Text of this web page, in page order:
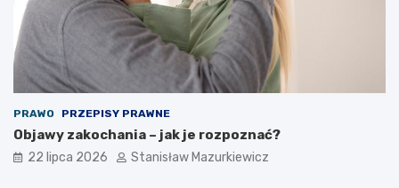
PRAWO PRZEPISY PRAWNE
Objawy zakochania – jak je rozpoznać?
22 lipca 2026 Stanisław Mazurkiewicz